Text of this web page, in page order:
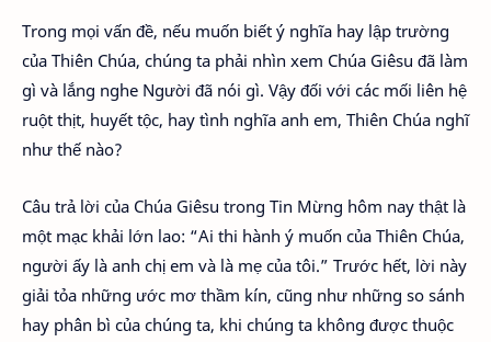
Trong mọi vấn đề, nếu muốn biết ý nghĩa hay lập trường
của Thiên Chúa, chúng ta phải nhìn xem Chúa Giêsu đã làm
gì và lắng nghe Người đã nói gì. Vậy đối với các mối liên hệ
ruột thịt, huyết tộc, hay tình nghĩa anh em, Thiên Chúa nghĩ
như thế nào?
Câu trả lời của Chúa Giêsu trong Tin Mừng hôm nay thật là
một mạc khải lớn lao: “Ai thi hành ý muốn của Thiên Chúa,
người ấy là anh chị em và là mẹ của tôi.” Trước hết, lời này
giải tỏa những ước mơ thầm kín, cũng như những so sánh
hay phân bì của chúng ta, khi chúng ta không được thuộc